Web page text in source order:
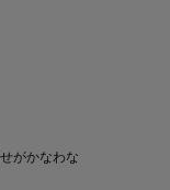
がかなわな